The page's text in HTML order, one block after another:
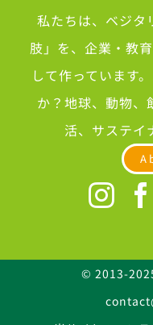
私たちは、ベジタ
肢」を、企業・教
して作っています
か？地球、動物、
活、サステイ
© 2013-